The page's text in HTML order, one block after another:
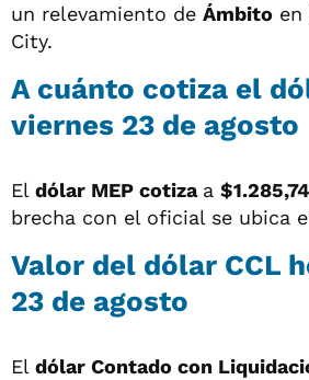
un relevamiento de Ámbito en
City.
A cuánto cotiza el
viernes 23 de agosto
El dólar MEP cotiza a $1.285,74
brecha con el oficial se ubica
Valor del dólar CCL
23 de agosto
El dólar Contado con